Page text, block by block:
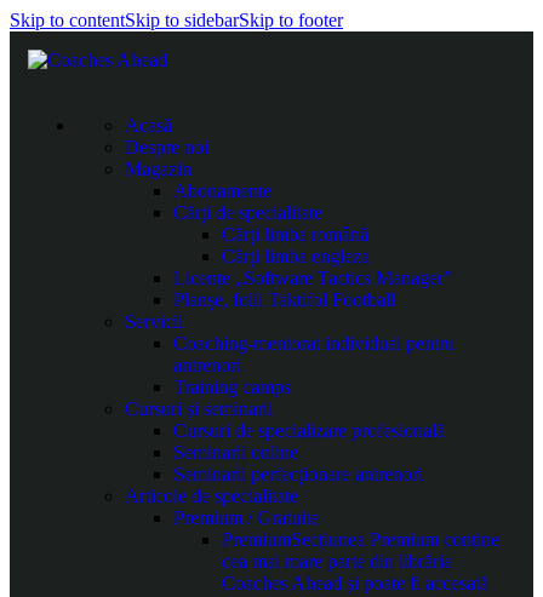
Skip to contentSkip to sidebarSkip to footer
Acasă
Despre noi
Magazin
Abonamente
Cărți de specialitate
Cărți limba română
Cărți limba engleza
Licențe „Software Tactics Manager”
Planșe, folii Taktifol Football
Servicii
Coaching-mentorat individual pentru
antrenori
Training camps
Cursuri și seminarii
Cursuri de specializare profesională
Seminarii online
Seminarii perfecționare antrenori
Articole de specialitate
Premium / Gratuite
PremiumSecțiunea Premium conține
cea mai mare parte din librăria
Coaches Ahead și poate fi accesată